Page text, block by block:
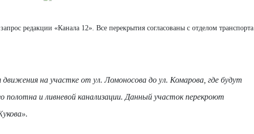
редакции «Канала 12». Все перекрытия согласованы с отделом транспорта
на участке от ул. Ломоносова до ул. Комарова, где будут
и ливневой канализации. Данный участок перекроют